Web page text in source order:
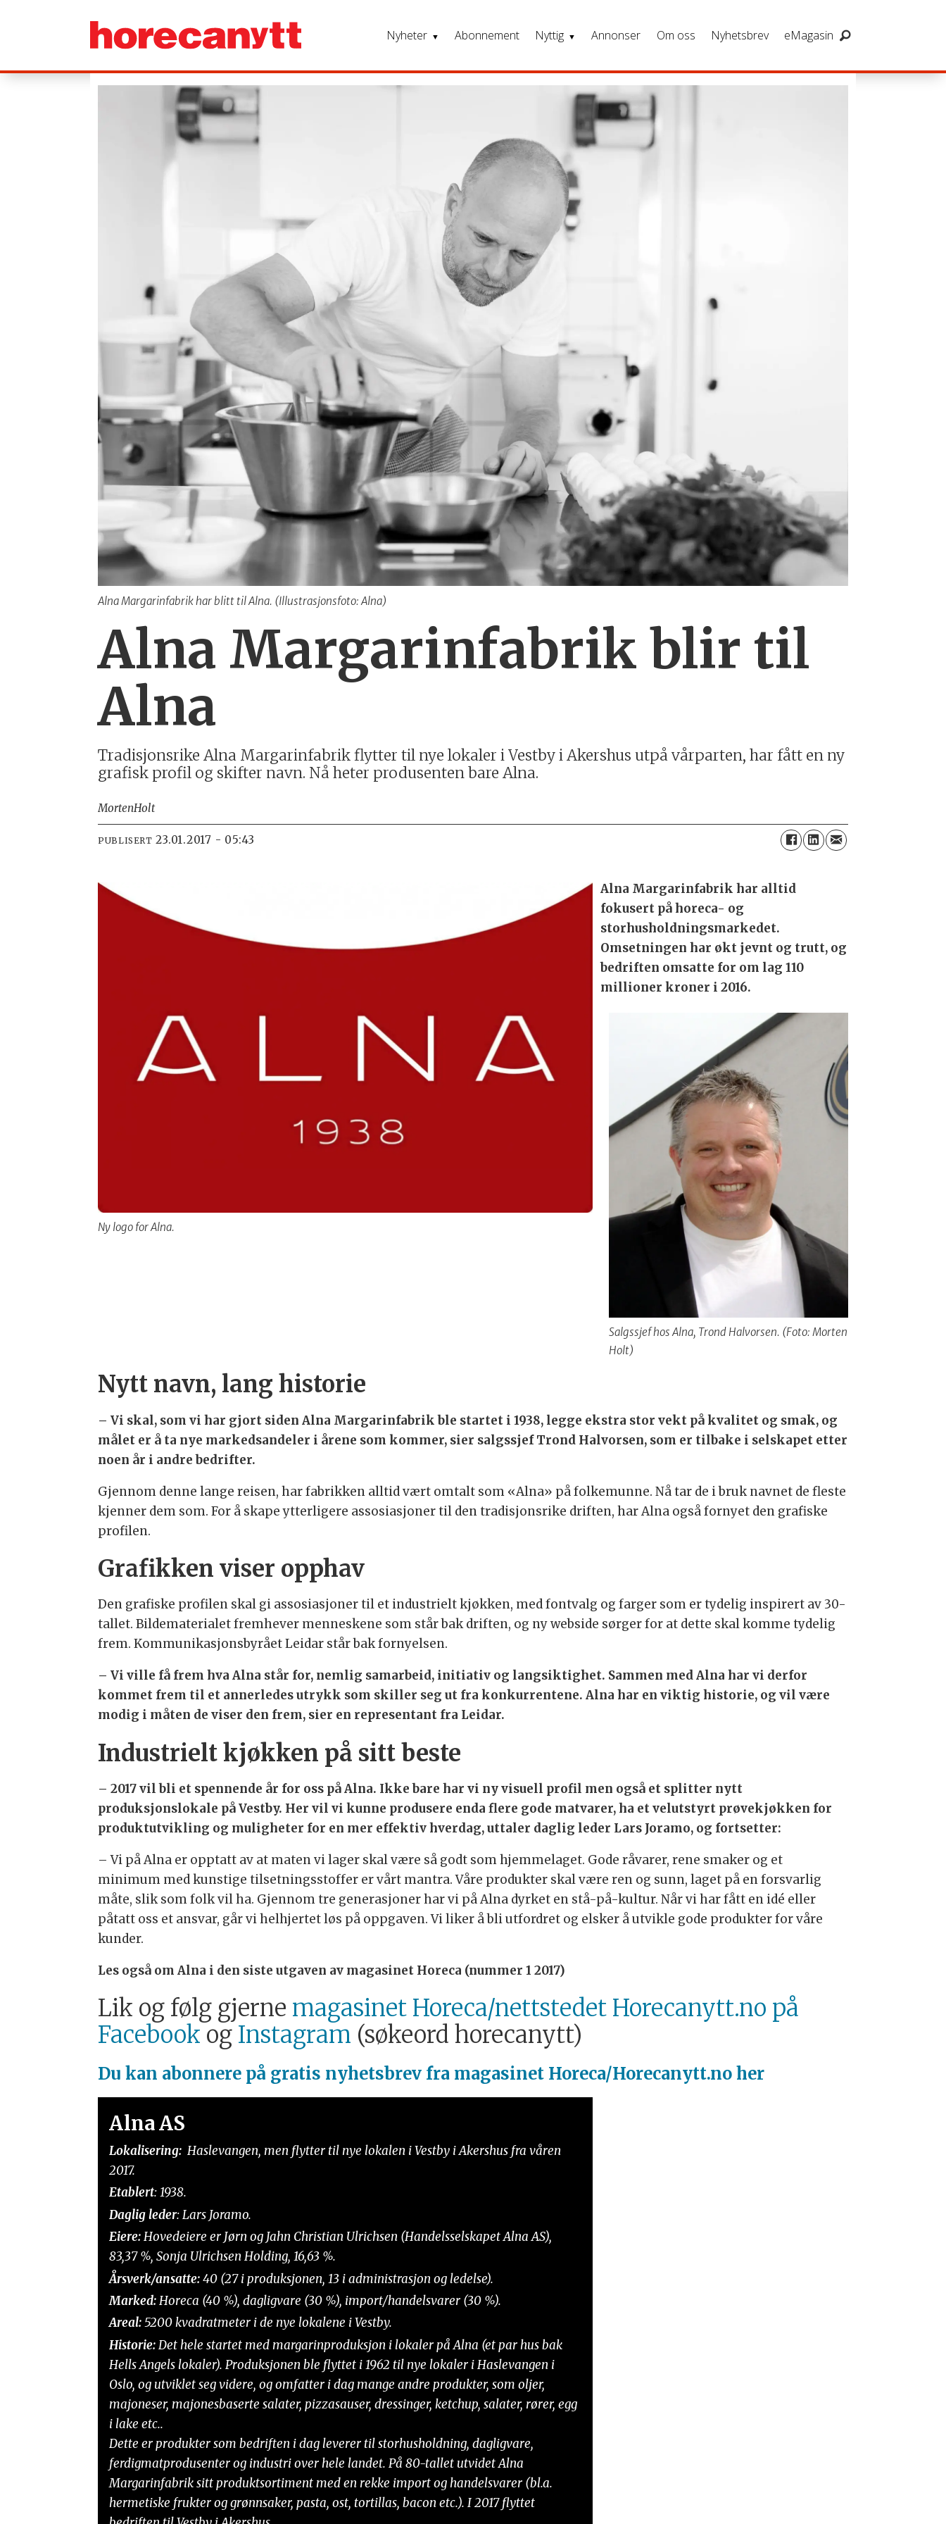
Nyheter Abonnement Nyttig Annonser Om oss Nyhetsbrev eMagasin
Alna Margarinfabrik har blitt til Alna. (Illustrasjonsfoto: Alna)
Alna Margarinfabrik blir til
Alna
Tradisjonsrike Alna Margarinfabrik flytter til nye lokaler i Vestby i Akershus utpå vårparten, har fått en ny
grafisk profil og skifter navn. Nå heter produsenten bare Alna.
MortenHolt
PUBLISERT 23.01.2017 - 05:43
Ny logo for Alna.
Alna Margarinfabrik har alltid
fokusert på horeca- og
storhusholdningsmarkedet.
Omsetningen har økt jevnt og trutt, og
bedriften omsatte for om lag 110
millioner kroner i 2016.
Salgssjef hos Alna, Trond Halvorsen. (Foto: Morten
Holt)
Nytt navn, lang historie
– Vi skal, som vi har gjort siden Alna Margarinfabrik ble startet i 1938, legge ekstra stor vekt på kvalitet og smak, og
målet er å ta nye markedsandeler i årene som kommer, sier salgssjef Trond Halvorsen, som er tilbake i selskapet etter
noen år i andre bedrifter.
Gjennom denne lange reisen, har fabrikken alltid vært omtalt som «Alna» på folkemunne. Nå tar de i bruk navnet de fleste
kjenner dem som. For å skape ytterligere assosiasjoner til den tradisjonsrike driften, har Alna også fornyet den grafiske
profilen.
Grafikken viser opphav
Den grafiske profilen skal gi assosiasjoner til et industrielt kjøkken, med fontvalg og farger som er tydelig inspirert av 30-
tallet. Bildematerialet fremhever menneskene som står bak driften, og ny webside sørger for at dette skal komme tydelig
frem. Kommunikasjonsbyrået Leidar står bak fornyelsen.
– Vi ville få frem hva Alna står for, nemlig samarbeid, initiativ og langsiktighet. Sammen med Alna har vi derfor
kommet frem til et annerledes utrykk som skiller seg ut fra konkurrentene. Alna har en viktig historie, og vil være
modig i måten de viser den frem, sier en representant fra Leidar.
Industrielt kjøkken på sitt beste
– 2017 vil bli et spennende år for oss på Alna. Ikke bare har vi ny visuell profil men også et splitter nytt
produksjonslokale på Vestby. Her vil vi kunne produsere enda flere gode matvarer, ha et velutstyrt prøvekjøkken for
produktutvikling og muligheter for en mer effektiv hverdag, uttaler daglig leder Lars Joramo, og fortsetter:
– Vi på Alna er opptatt av at maten vi lager skal være så godt som hjemmelaget. Gode råvarer, rene smaker og et
minimum med kunstige tilsetningsstoffer er vårt mantra. Våre produkter skal være ren og sunn, laget på en forsvarlig
måte, slik som folk vil ha. Gjennom tre generasjoner har vi på Alna dyrket en stå-på-kultur. Når vi har fått en idé eller
påtatt oss et ansvar, går vi helhjertet løs på oppgaven. Vi liker å bli utfordret og elsker å utvikle gode produkter for våre
kunder.
Les også om Alna i den siste utgaven av magasinet Horeca (nummer 1 2017)
Lik og følg gjerne magasinet Horeca/nettstedet Horecanytt.no på
Facebook og Instagram (søkeord horecanytt)
Du kan abonnere på gratis nyhetsbrev fra magasinet Horeca/Horecanytt.no her
Alna AS
Lokalisering: Haslevangen, men flytter til nye lokalen i Vestby i Akershus fra våren
2017.
Etablert: 1938.
Daglig leder: Lars Joramo.
Eiere:Hovedeiere er Jørn og Jahn Christian Ulrichsen (Handelsselskapet Alna AS),
83,37 %, Sonja Ulrichsen Holding, 16,63 %.
Årsverk/ansatte:40 (27 i produksjonen, 13 i administrasjon og ledelse).
Marked:Horeca (40 %), dagligvare (30 %), import/handelsvarer (30 %).
Areal:5200 kvadratmeter i de nye lokalene i Vestby.
Historie:Det hele startet med margarinproduksjon i lokaler på Alna (et par hus bak
Hells Angels lokaler). Produksjonen ble flyttet i 1962 til nye lokaler i Haslevangen i
Oslo, og utviklet seg videre, og omfatter i dag mange andre produkter, som oljer,
majoneser, majonesbaserte salater, pizzasauser, dressinger, ketchup, salater, rører, egg
i lake etc..
Dette er produkter som bedriften i dag leverer til storhusholdning, dagligvare,
ferdigmatprodusenter og industri over hele landet. På 80-tallet utvidet Alna
Margarinfabrik sitt produktsortiment med en rekke import og handelsvarer (bl.a.
hermetiske frukter og grønnsaker, pasta, ost, tortillas, bacon etc.). I 2017 flyttet